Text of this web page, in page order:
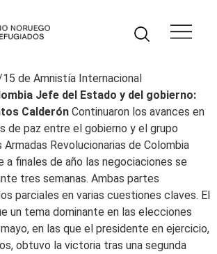
de Amnistía Internacional
Jefe del Estado y del gobierno:
Calderón Continuaron los avances en
de paz entre el gobierno y el grupo
Armadas Revolucionarias de Colombia
a finales de año las negociaciones se
tres semanas. Ambas partes
parciales en varias cuestiones claves. El
un tema dominante en las elecciones
en las que el presidente en ejercicio,
obtuvo la victoria tras una segunda